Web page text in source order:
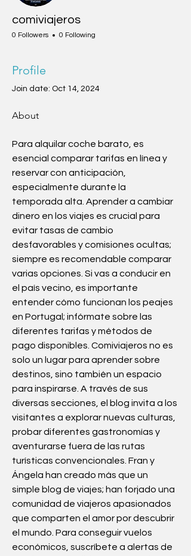
comiviajeros
0 Followers 0 Following
Profile
Join date: Oct 14, 2024
About
Para alquilar coche barato, es
esencial comparar tarifas en línea y
reservar con anticipación,
especialmente durante la
temporada alta. Aprender a cambiar
dinero en los viajes es crucial para
evitar tasas de cambio
desfavorables y comisiones ocultas;
siempre es recomendable comparar
varias opciones. Si vas a conducir en
el país vecino, es importante
entender cómo funcionan los peajes
en Portugal; infórmate sobre las
diferentes tarifas y métodos de
pago disponibles. Comiviajeros no es
solo un lugar para aprender sobre
destinos, sino también un espacio
para inspirarse. A través de sus
diversas secciones, el blog invita a los
visitantes a explorar nuevas culturas,
probar diferentes gastronomías y
aventurarse fuera de las rutas
turísticas convencionales. Fran y
Ángela han creado más que un
simple blog de viajes; han forjado una
comunidad de viajeros apasionados
que comparten el amor por descubrir
el mundo. Para conseguir vuelos
económicos, suscríbete a alertas de